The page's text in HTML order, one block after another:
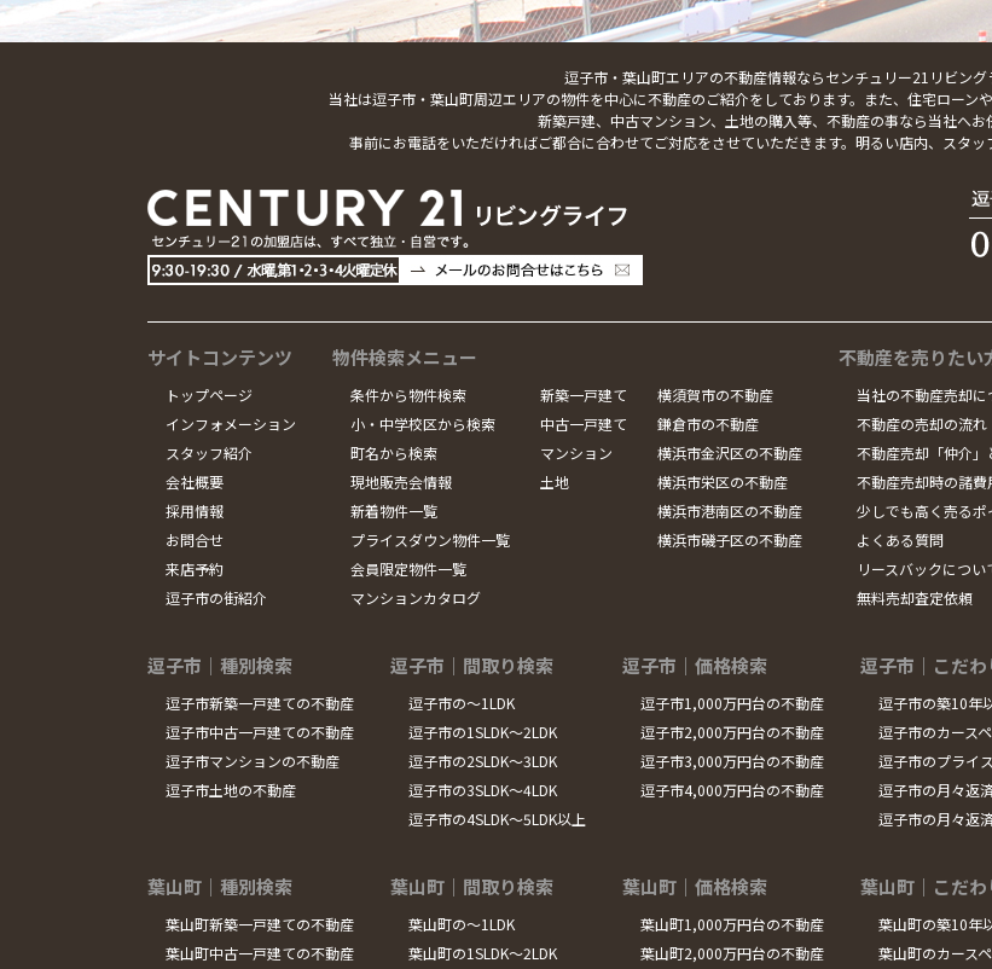
逗子市・葉山町エリアの不動産情報ならセンチュリー21リビング
当社は逗子市・葉山町周辺エリアの物件を中心に不動産のご紹介をしております。また、住宅ローン
新築戸建、中古マンション、土地の購入等、不動産の事なら当社へお
事前にお電話をいただければご都合に合わせてご対応をさせていただきます。明るい店内、スタッ
サイトコンテンツ
トップページ
インフォメーション
スタッフ紹介
会社概要
採用情報
お問合せ
来店予約
逗子市の街紹介
物件検索メニュー
条件から物件検索
小・中学校区から検索
町名から検索
現地販売会情報
新着物件一覧
プライスダウン物件一覧
会員限定物件一覧
マンションカタログ
新築一戸建て
中古一戸建て
マンション
土地
横須賀市の不動産
鎌倉市の不動産
横浜市金沢区の不動産
横浜市栄区の不動産
横浜市港南区の不動産
横浜市磯子区の不動産
不動産を売りたい
当社の不動産売却に
不動産の売却の流れ
不動産売却「仲介
不動産売却時の諸費
少しでも高く売るポ
よくある質問
リースバックについ
無料売却査定依頼
逗子市｜種別検索
逗子市新築一戸建ての不動産
逗子市中古一戸建ての不動産
逗子市マンションの不動産
逗子市土地の不動産
逗子市｜間取り検索
逗子市の～1LDK
逗子市の1SLDK～2LDK
逗子市の2SLDK～3LDK
逗子市の3SLDK～4LDK
逗子市の4SLDK～5LDK以上
逗子市｜価格検索
逗子市1,000万円台の不動産
逗子市2,000万円台の不動産
逗子市3,000万円台の不動産
逗子市4,000万円台の不動産
逗子市｜こだ
逗子市の築10年
逗子市のカース
逗子市のプライ
逗子市の月々返
逗子市の月々返
葉山町｜種別検索
葉山町新築一戸建ての不動産
葉山町中古一戸建ての不動産
葉山町｜間取り検索
葉山町の～1LDK
葉山町の1SLDK～2LDK
葉山町｜価格検索
葉山町1,000万円台の不動産
葉山町2,000万円台の不動産
葉山町｜こだ
葉山町の築10年
葉山町のカース